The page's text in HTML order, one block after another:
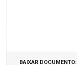
BAIXAR DOCUMENTO: